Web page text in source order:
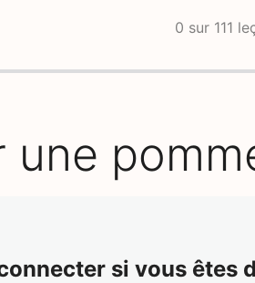
0 sur 111
une
si vous êtes